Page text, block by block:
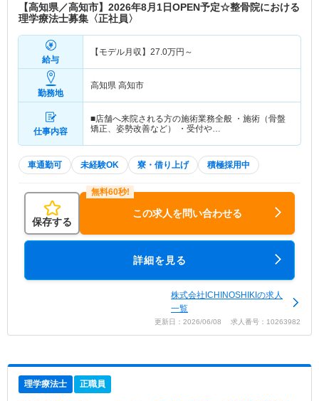
【高知県／高知市】2026年8月1日OPEN予定☆整骨院における
理学療法士募集〈正社員〉
給与
【モデル月収】 27.0万円～
勤務地
高知県 高知市
仕事内容
■店舗へ来院される方の施術業務全般 ・施術（骨盤
矯正、姿勢改善など） ・受付や…
車通勤可 未経験OK 寮・借り上げ 積極採用中
保存する
この求人を問い合わせる
詳細を見る
株式会社ICHINOSHIKIの求人
一覧
更新日：2026/06/08 求人番号：10263982
理学療法士 正職員